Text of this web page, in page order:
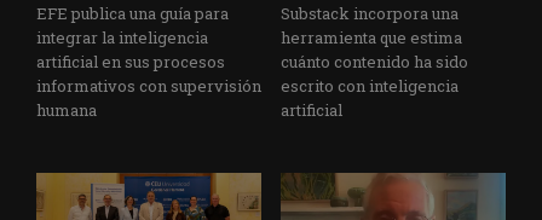
EFE publica una guía para
integrar la inteligencia
artificial en sus procesos
informativos con supervisión
humana
Substack incorpora una
herramienta que estima
cuánto contenido ha sido
escrito con inteligencia
artificial